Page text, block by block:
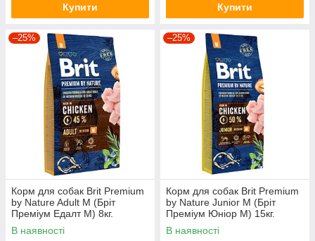
Купити Купити
–25%
Корм для собак Brit Premium
by Nature Adult М (Бріт
Преміум Едалт М) 8кг.
В наявності
–25%
Корм для собак Brit Premium
by Nature Junior М (Бріт
Преміум Юніор М) 15кг.
В наявності